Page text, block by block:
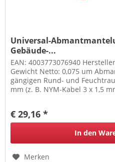
Universal-
Gebäude-...
EAN: 4003773076940
Gewicht Netto: 0,075 um
gängigen Rund- und
mm (z. B. NYM-Kabel 3 x 1,5
€ 29,16 *
In den
Merken